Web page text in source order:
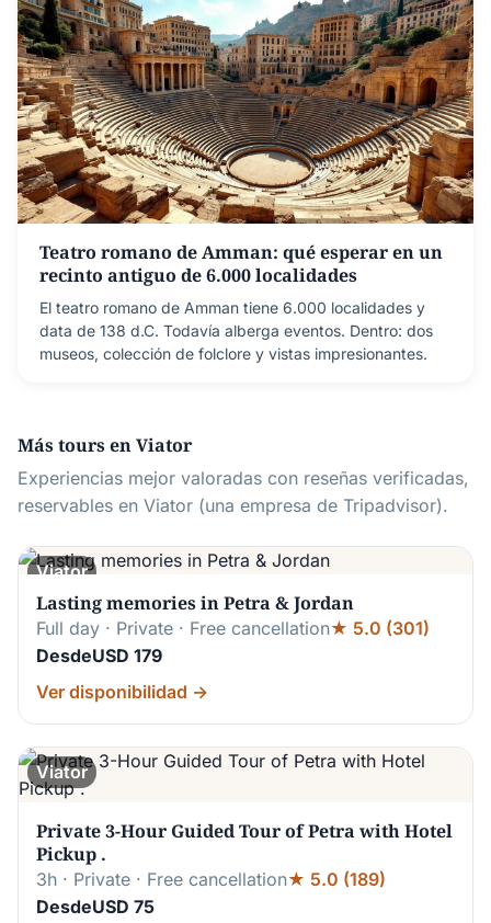
Teatro romano de Amman: qué esperar en un
recinto antiguo de 6.000 localidades
El teatro romano de Amman tiene 6.000 localidades y
data de 138 d.C. Todavía alberga eventos. Dentro: dos
museos, colección de folclore y vistas impresionantes.
Más tours en Viator
Experiencias mejor valoradas con reseñas verificadas,
reservables en Viator (una empresa de Tripadvisor).
Viator
Lasting memories in Petra & Jordan
Full day · Private · Free cancellation★ 5.0 (301)
DesdeUSD 179
Ver disponibilidad →
Viator
Private 3-Hour Guided Tour of Petra with Hotel
Pickup .
3h · Private · Free cancellation★ 5.0 (189)
DesdeUSD 75